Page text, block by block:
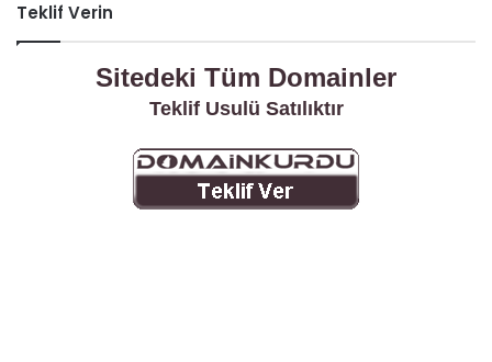
Teklif Verin
Sitedeki Tüm Domainler
Teklif Usulü Satılıktır